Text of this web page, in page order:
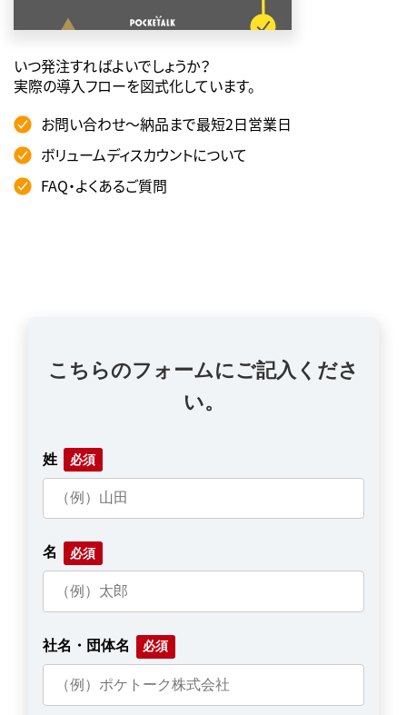
いつ発注すればよいでしょうか？
実際の導入フローを図式化しています。
お問い合わせ～納品まで最短2日営業日
ボリュームディスカウントについて
FAQ・よくあるご質問